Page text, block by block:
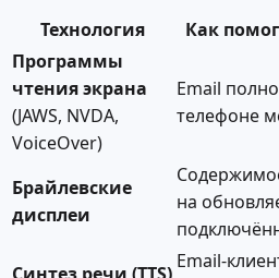
Технология
Как
Программы
чтения экрана
(JAWS, NVDA,
VoiceOver)
Email
телефоне
Брайлевские
дисплеи
на
Email-